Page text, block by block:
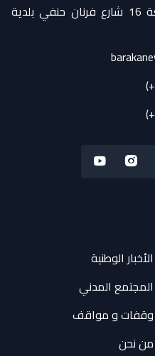
حي كورتيس قطعة 16 شارع فرنان حنفي بلدية
الأخبار الوطنية
المجتمع المدني
وقفات و مواقف
من نحن